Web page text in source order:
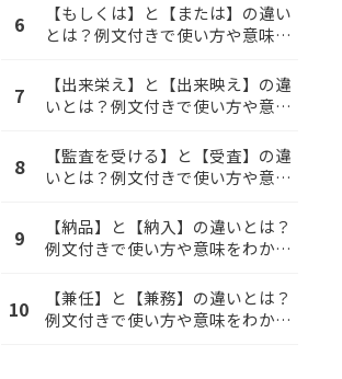
6
【もしくは】と【または】の違い
とは？例文付きで使い方や意味を
7
【出来栄え】と【出来映え】の違
いとは？例文付きで使い方や意味
8
【監査を受ける】と【受査】の違
いとは？例文付きで使い方や意味
9
【納品】と【納入】の違いとは？
例文付きで使い方や意味をわかり
10
【兼任】と【兼務】の違いとは？
例文付きで使い方や意味をわかり